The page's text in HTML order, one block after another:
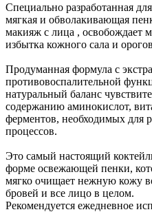
Специально разработанная
мягкая и обволакивающая
макияж с лица , освобождает
избытка кожного сала и
Продуманная формула с
противовоспалительной
натуральный баланс
содержанию аминокислот,
ферментов, необходимых для
процессов.
Это самый настоящий
форме освежающей пенки,
мягко очищает нежную кожу
бровей и все лицо в целом.
Рекомендуется ежедневное